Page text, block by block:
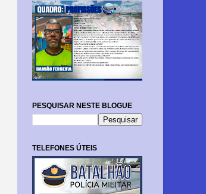
PESQUISAR NESTE BLOGUE
TELEFONES ÚTEIS